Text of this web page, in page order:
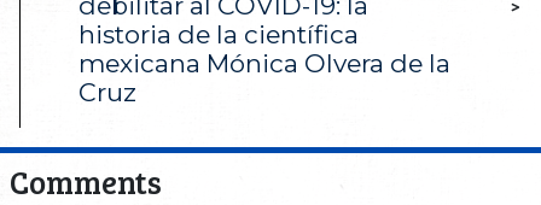
historia de la científica
mexicana Mónica Olvera de la
Cruz
>
Comments